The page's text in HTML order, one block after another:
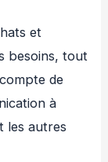
et
besoins, tout
de
à
les autres